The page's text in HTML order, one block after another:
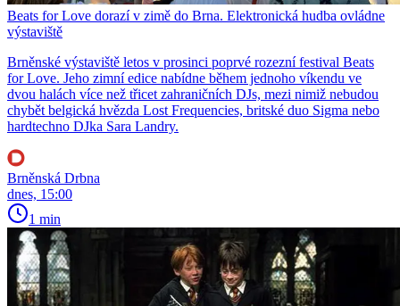
Beats for Love dorazí v zimě do Brna. Elektronická hudba ovládne
výstaviště
Brněnské výstaviště letos v prosinci poprvé rozezní festival Beats
for Love. Jeho zimní edice nabídne během jednoho víkendu ve
dvou halách více než třicet zahraničních DJs, mezi nimiž nebudou
chybět belgická hvězda Lost Frequencies, britské duo Sigma nebo
hardtechno DJka Sara Landry.
Brněnská Drbna
dnes, 15:00
1 min